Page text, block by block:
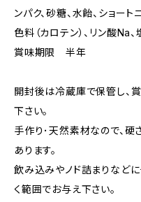
ンパク、砂糖、水飴、ショート
色料（カロテン）、リン酸Na、
賞味期限 半年
開封後は冷蔵庫で保管し、
下さい。
手作り･天然素材なので、硬
あります。
飲み込みやノド詰まりなど
く範囲でお与え下さい。